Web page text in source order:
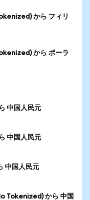
から フィリ
から ポーラ
中国人民元
中国人民元
中国人民元
Tokenized) から 中国